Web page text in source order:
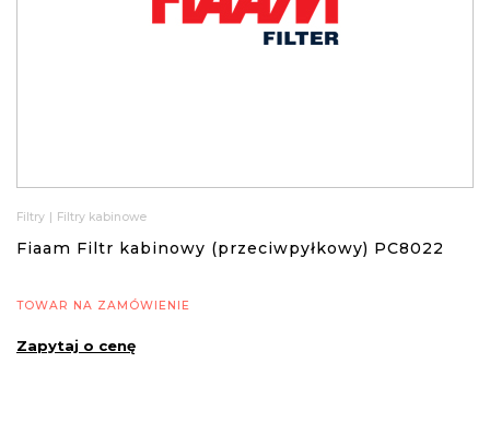
Filtry Filtry kabinowe
Fiaam Filtr kabinowy (przeciwpyłkowy) PC8022
TOWAR NA ZAMÓWIENIE
Zapytaj o cenę